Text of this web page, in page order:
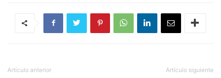
Artículo anterior Artículo siguiente